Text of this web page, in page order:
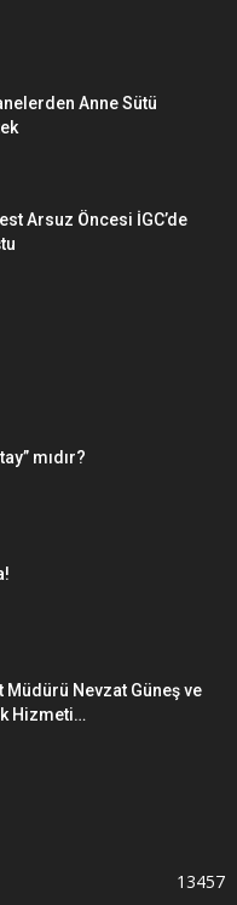
Anne Sütü
Arsuz Öncesi İGC’de
mıdır?
Nevzat Güneş ve
Hizmeti…
13457